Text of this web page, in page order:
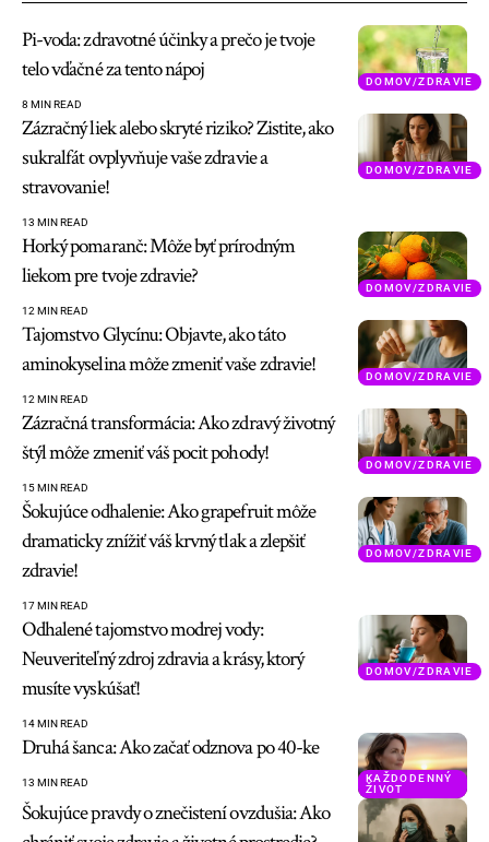
DOMOV/ZDRAVIE
Pi-voda: zdravotné účinky a prečo je tvoje
telo vďačné za tento nápoj
8 MIN READ
DOMOV/ZDRAVIE
Zázračný liek alebo skryté riziko? Zistite, ako
sukralfát ovplyvňuje vaše zdravie a
stravovanie!
13 MIN READ
DOMOV/ZDRAVIE
Horký pomaranč: Môže byť prírodným
liekom pre tvoje zdravie?
12 MIN READ
DOMOV/ZDRAVIE
Tajomstvo Glycínu: Objavte, ako táto
aminokyselina môže zmeniť vaše zdravie!
12 MIN READ
DOMOV/ZDRAVIE
Zázračná transformácia: Ako zdravý životný
štýl môže zmeniť váš pocit pohody!
15 MIN READ
DOMOV/ZDRAVIE
Šokujúce odhalenie: Ako grapefruit môže
dramaticky znížiť váš krvný tlak a zlepšiť
zdravie!
17 MIN READ
DOMOV/ZDRAVIE
Odhalené tajomstvo modrej vody:
Neuveriteľný zdroj zdravia a krásy, ktorý
musíte vyskúšať!
14 MIN READ
KAŽDODENNÝ
ŽIVOT
Druhá šanca: Ako začať odznova po 40-ke
13 MIN READ
Šokujúce pravdy o znečistení ovzdušia: Ako